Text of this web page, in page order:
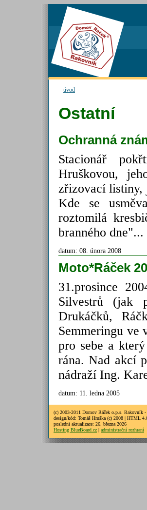
úvod
Ostatní
Ochranná
Stacionář
Hruškovou,
zřizovací listiny,
Kde se
roztomilá
branného dne"...
datum: 08. února 2008
Moto*Ráček
31.prosince
Silvestrů (jak
Drukáčků,
Semmeringu ve
pro sebe a
rána. Nad akcí
nádraží Ing.
datum: 11. ledna 2005
(c) 2003-2011 Domov Ráček o.p.s. Rakovník -
design/kód: Tomáš Hruška (c) 2008 | HTML
poslední aktualizace: 26. března 2026
Hosting BlueBoard.cz | administrační rozhraní